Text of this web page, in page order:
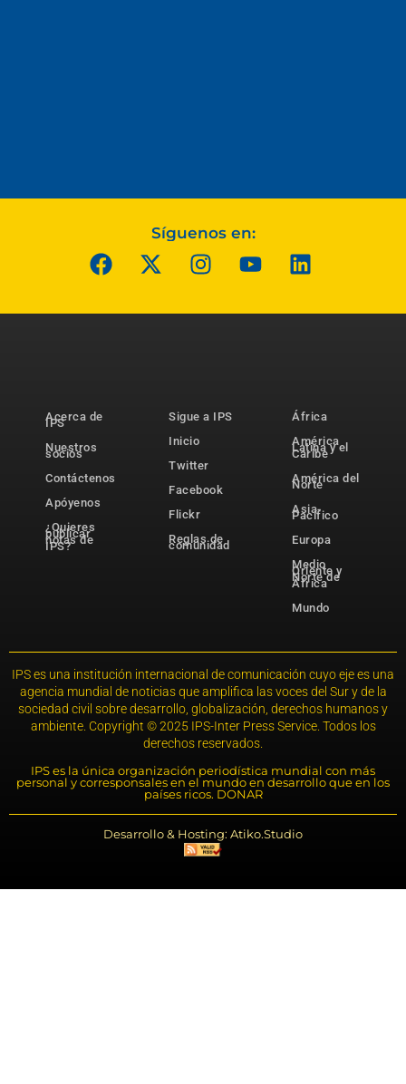
Síguenos en:
Acerca de
IPS
Nuestros
socios
Contáctenos
Apóyenos
¿Quieres
publicar
notas de
IPS?
Sigue a IPS
Inicio
Twitter
Facebook
Flickr
Reglas de
comunidad
África
América
Latina y el
Caribe
América del
Norte
Asia-
Pacífico
Europa
Medio
Oriente y
Norte de
África
Mundo
IPS es una institución internacional de comunicación cuyo eje es una
agencia mundial de noticias que amplifica las voces del Sur y de la
sociedad civil sobre desarrollo, globalización, derechos humanos y
ambiente. Copyright © 2025 IPS-Inter Press Service. Todos los
derechos reservados.
IPS es la única organización periodística mundial con más
personal y corresponsales en el mundo en desarrollo que en los
países ricos. DONAR
Desarrollo & Hosting: Atiko.Studio